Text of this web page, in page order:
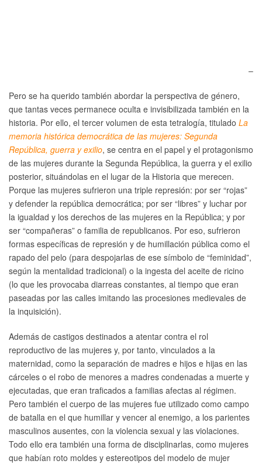
–
Pero se ha querido también abordar la perspectiva de género,
que tantas veces permanece oculta e invisibilizada también en la
historia. Por ello, el tercer volumen de esta tetralogía, titulado La
memoria histórica democrática de las mujeres: Segunda
República, guerra y exilio, se centra en el papel y el protagonismo
de las mujeres durante la Segunda República, la guerra y el exilio
posterior, situándolas en el lugar de la Historia que merecen.
Porque las mujeres sufrieron una triple represión: por ser “rojas”
y defender la república democrática; por ser “libres” y luchar por
la igualdad y los derechos de las mujeres en la República; y por
ser “compañeras” o familia de republicanos. Por eso, sufrieron
formas específicas de represión y de humillación pública como el
rapado del pelo (para despojarlas de ese símbolo de “feminidad”,
según la mentalidad tradicional) o la ingesta del aceite de ricino
(lo que les provocaba diarreas constantes, al tiempo que eran
paseadas por las calles imitando las procesiones medievales de
la inquisición).
Además de castigos destinados a atentar contra el rol
reproductivo de las mujeres y, por tanto, vinculados a la
maternidad, como la separación de madres e hijos e hijas en las
cárceles o el robo de menores a madres condenadas a muerte y
ejecutadas, que eran traficados a familias afectas al régimen.
Pero también el cuerpo de las mujeres fue utilizado como campo
de batalla en el que humillar y vencer al enemigo, a los parientes
masculinos ausentes, con la violencia sexual y las violaciones.
Todo ello era también una forma de disciplinarlas, como mujeres
que habían roto moldes y estereotipos del modelo de mujer